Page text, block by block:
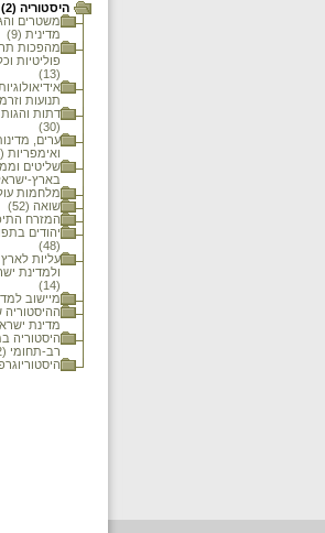
היסטוריה (2)
משטרים
מדינית (9)
מהפכות
פוליטיות
(13)
תנועות
דתות
(30)
ערים,
ואימפריות (64)
שליטים
בארץ-ישראל
מלחמות
שואה (52)
המזרח
יהודים
(48)
עליות
ולמדינת
(14)
מיישוב
ההיסטוריה
מדינת ישראל
היסטוריה
רב-תחומי (72)